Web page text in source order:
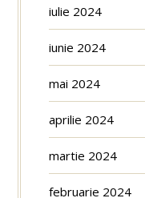
iulie 2024
iunie 2024
mai 2024
aprilie 2024
martie 2024
februarie 2024